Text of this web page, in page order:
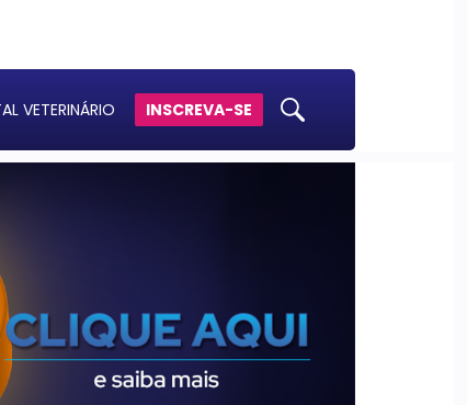
VETERINÁRIO INSCREVA-SE